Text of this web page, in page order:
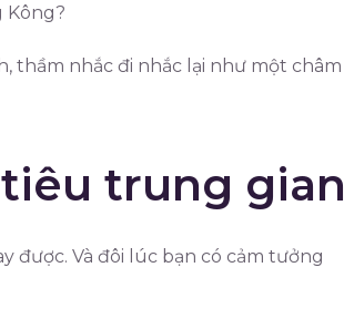
Kông?
nhắc đi nhắc lại như một châm
trung gian
được. Và đôi lúc bạn có cảm tưởng